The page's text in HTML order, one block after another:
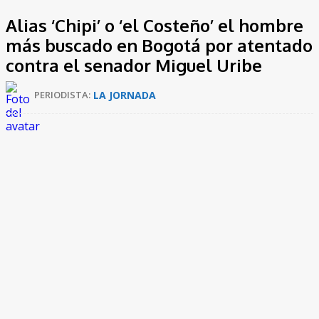
Alias ‘Chipi’ o ‘el Costeño’ el hombre
más buscado en Bogotá por atentado
contra el senador Miguel Uribe
PERIODISTA: LA JORNADA